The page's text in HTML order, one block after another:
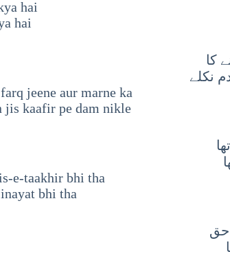
hai
hai
کا
نکلے
jeene aur marne ka
jis kaafir pe dam nikle
e-taakhir bhi tha
bhi tha